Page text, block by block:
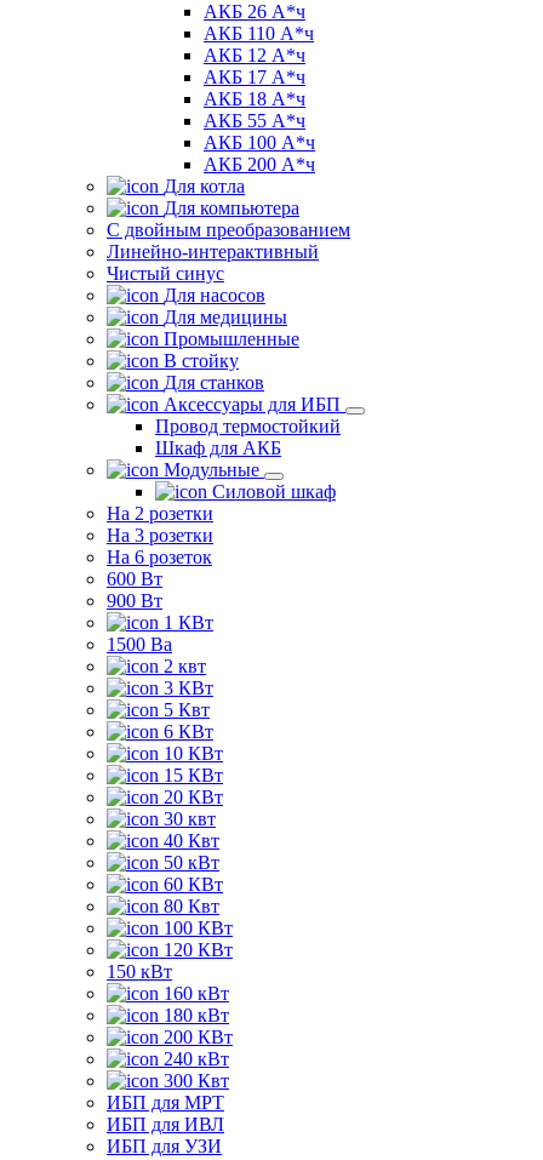
АКБ 26 А*ч
АКБ 110 А*ч
АКБ 12 А*ч
АКБ 17 А*ч
АКБ 18 А*ч
АКБ 55 А*ч
АКБ 100 А*ч
АКБ 200 А*ч
Для котла
Для компьютера
C двойным преобразованием
Линейно-интерактивный
Чистый синус
Для насосов
Для медицины
Промышленные
В стойку
Для станков
Аксессуары для ИБП
Провод термостойкий
Шкаф для АКБ
Модульные
Силовой шкаф
На 2 розетки
На 3 розетки
На 6 розеток
600 Вт
900 Вт
1 КВт
1500 Ва
2 квт
3 КВт
5 Квт
6 КВт
10 КВт
15 КВт
20 КВт
30 квт
40 Квт
50 кВт
60 КВт
80 Квт
100 КВт
120 КВт
150 кВт
160 кВт
180 кВт
200 КВт
240 кВт
300 Квт
ИБП для МРТ
ИБП для ИВЛ
ИБП для УЗИ